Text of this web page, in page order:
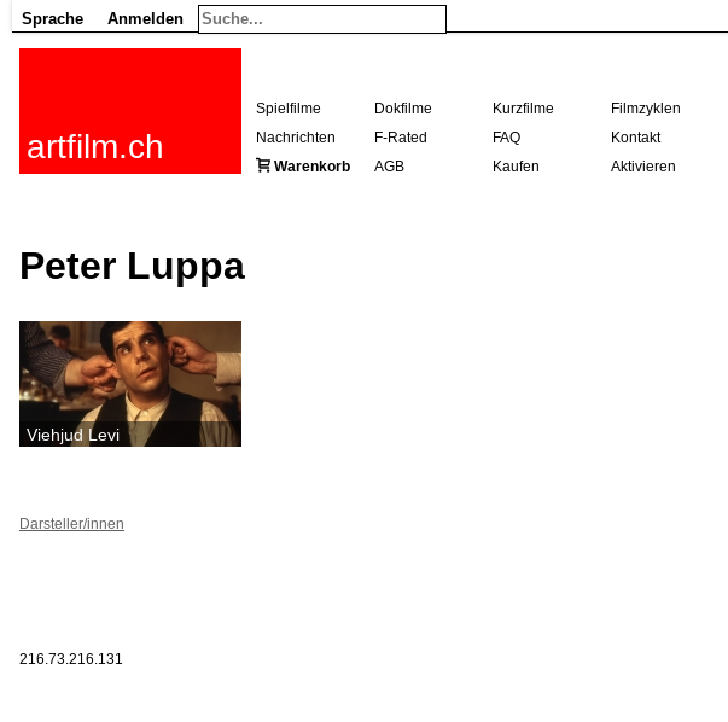
Sprache Anmelden
artfilm.ch
Spielfilme Dokfilme Kurzfilme Filmzyklen
Nachrichten
F-Rated FAQ Kontakt
Warenkorb
AGB Kaufen Aktivieren
Peter Luppa
Viehjud Levi
Darsteller/innen
216.73.216.131